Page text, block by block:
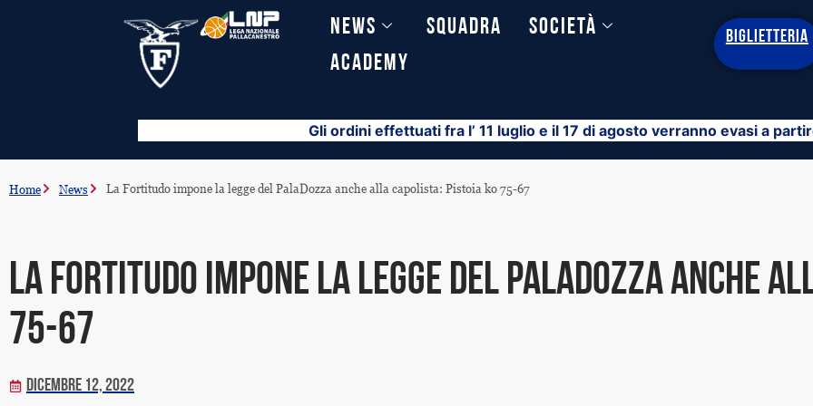
News Squadra
Società
Academy
BIGLIETTERIA
Gli ordini effettuati fra l’ 11 luglio e il 17 di agosto verranno evasi a
Home News La Fortitudo impone la legge del PalaDozza anche alla capolista: Pistoia ko 75-67
La Fortitudo impone la legge del PalaDozza anche
75-67
Dicembre 12, 2022